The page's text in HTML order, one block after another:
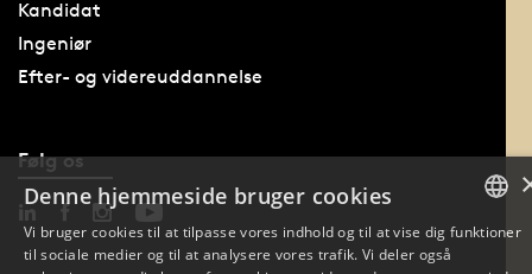
Kandidat
Ingeniør
Efter- og videreuddannelse
Følg os
Denne hjemmeside bruger cookies
Vi bruger cookies til at tilpasse vores indhold og til at vise dig funktioner
til sociale medier og til at analysere vores trafik. Vi deler også